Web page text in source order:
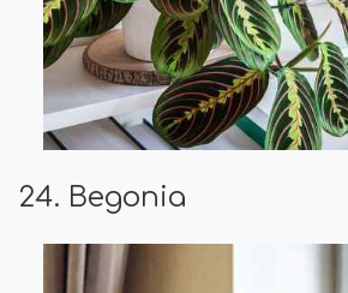
24. Begonia